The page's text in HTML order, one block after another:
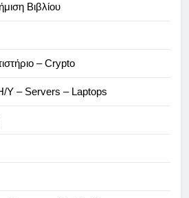
Βιβλίου
– Crypto
Υ – Servers – Laptops